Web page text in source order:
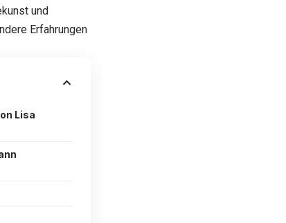
und
Erfahrungen
Lisa